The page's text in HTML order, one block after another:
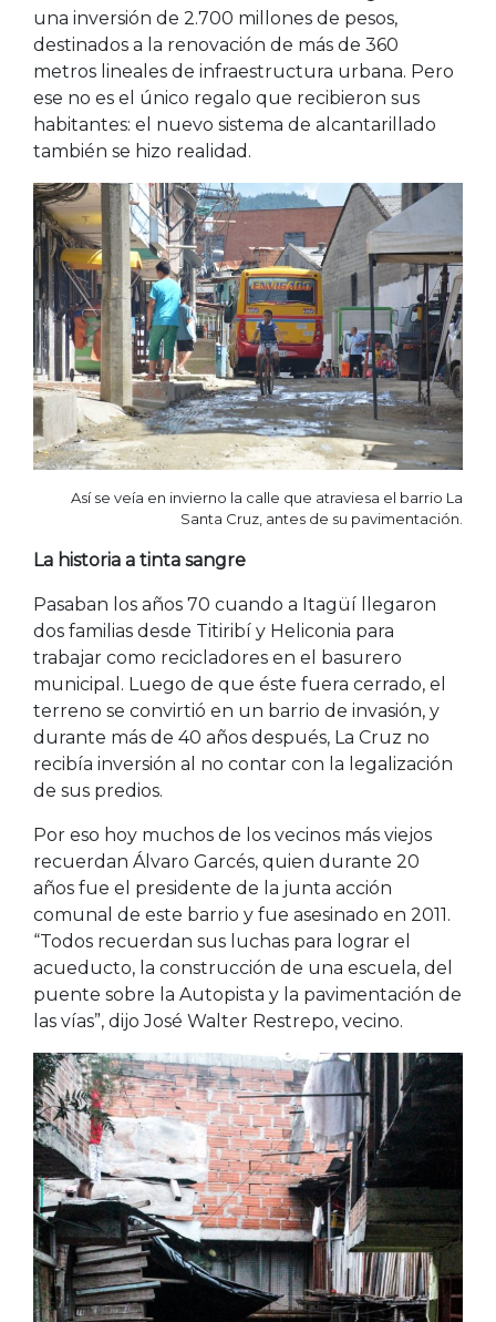
una inversión de 2.700 millones de pesos,
destinados a la renovación de más de 360
metros lineales de infraestructura urbana. Pero
ese no es el único regalo que recibieron sus
habitantes: el nuevo sistema de alcantarillado
también se hizo realidad.
Así se veía en invierno la calle que atraviesa el barrio La
Santa Cruz, antes de su pavimentación.
La historia a tinta sangre
Pasaban los años 70 cuando a Itagüí llegaron
dos familias desde Titiribí y Heliconia para
trabajar como recicladores en el basurero
municipal. Luego de que éste fuera cerrado, el
terreno se convirtió en un barrio de invasión, y
durante más de 40 años después, La Cruz no
recibía inversión al no contar con la legalización
de sus predios.
Por eso hoy muchos de los vecinos más viejos
recuerdan Álvaro Garcés, quien durante 20
años fue el presidente de la junta acción
comunal de este barrio y fue asesinado en 2011.
“Todos recuerdan sus luchas para lograr el
acueducto, la construcción de una escuela, del
puente sobre la Autopista y la pavimentación de
las vías”, dijo José Walter Restrepo, vecino.